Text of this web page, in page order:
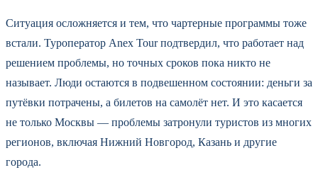
Ситуация осложняется и тем, что чартерные программы тоже
встали. Туроператор Anex Tour подтвердил, что работает над
решением проблемы, но точных сроков пока никто не
называет. Люди остаются в подвешенном состоянии: деньги за
путёвки потрачены, а билетов на самолёт нет. И это касается
не только Москвы — проблемы затронули туристов из многих
регионов, включая Нижний Новгород, Казань и другие
города.